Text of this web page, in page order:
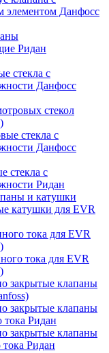
элементом Данфосс
Ридан
стекла с
Данфосс
стекол
стекла с
Данфосс
стекла с
Ридан
и катушки
катушки для EVR
тока для EVR
тока для EVR
закрытые клапаны
закрытые клапаны
Ридан
закрытые клапаны
Ридан